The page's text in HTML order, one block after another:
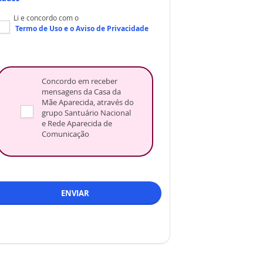
Li e concordo com o
Termo de Usoe oAviso de Privacidade
Concordo em receber
mensagens da Casa da
Mãe Aparecida, através do
grupo Santuário Nacional
e Rede Aparecida de
Comunicação
ENVIAR